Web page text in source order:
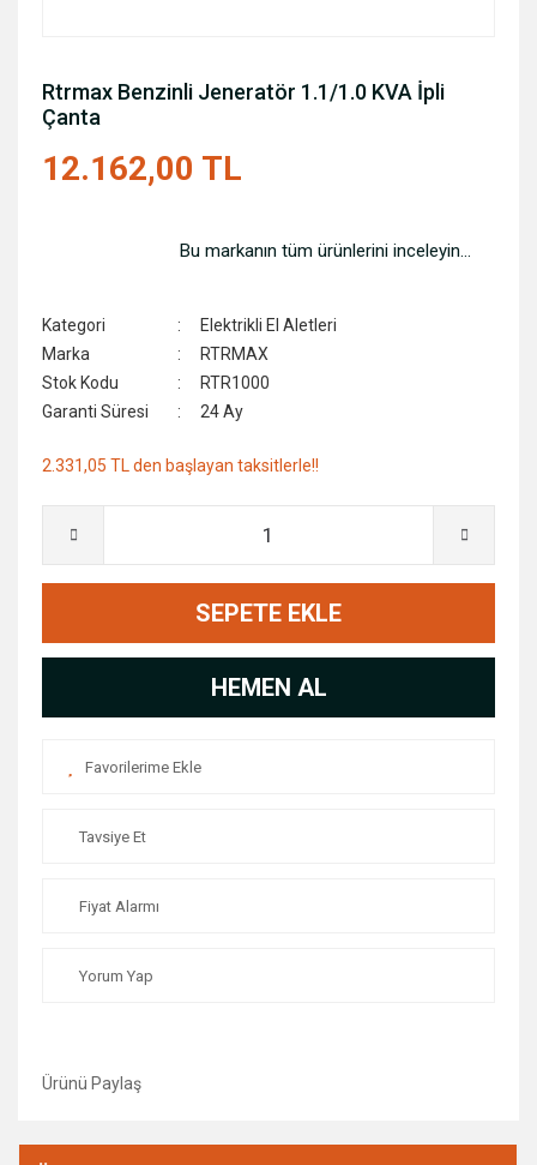
Rtrmax Benzinli Jeneratör 1.1/1.0 KVA İpli
Çanta
12.162,00 TL
Bu markanın tüm ürünlerini inceleyin...
Kategori
Elektrikli El Aletleri
Marka
RTRMAX
Stok Kodu
RTR1000
Garanti Süresi
24 Ay
2.331,05 TL den başlayan taksitlerle!!
SEPETE EKLE
HEMEN AL
Tavsiye Et
Fiyat Alarmı
Yorum Yap
Ürünü Paylaş